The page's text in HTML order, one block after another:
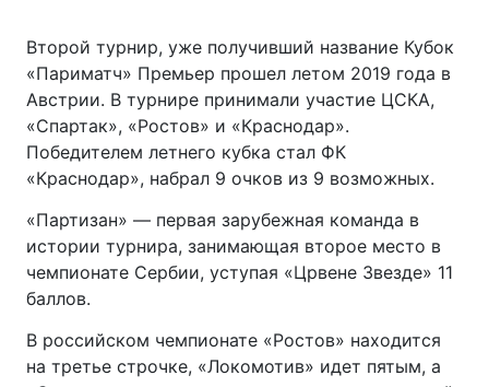
Второй турнир, уже получивший название Кубок
«Париматч» Премьер прошел летом 2019 года в
Австрии. В турнире принимали участие ЦСКА,
«Спартак», «Ростов» и «Краснодар».
Победителем летнего кубка стал ФК
«Краснодар», набрал 9 очков из 9 возможных.
«Партизан» — первая зарубежная команда в
истории турнира, занимающая второе место в
чемпионате Сербии, уступая «Црвене Звезде» 11
баллов.
В российском чемпионате «Ростов» находится
на третье строчке, «Локомотив» идет пятым, а